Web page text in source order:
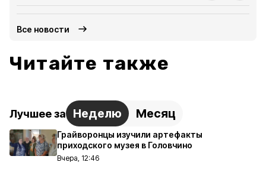
Все новости
Читайте также
Лучшее за Неделю Месяц
Грайворонцы изучили артефакты
приходского музея в Головчино
Вчера, 12:46